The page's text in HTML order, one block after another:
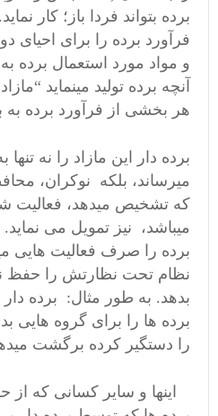
برده بتواند فردا باز؛ کار
فرآورد برده را برای احیای
و مواد مورد استعمال برده
آنچه برده تولید مینماید
هر بخشی از فرآورد برده به
برده دار این مازاد را نه
میرساند، بلکه نوکران،
که تشخیص میدهد، فعالیت
میباشد، نیز تمویل می
برده را صرف فعالیت هایی
نظام تحت نظارتش را حفظ
بدهد. به طور مثال: برده
برده ها را برای گروه هایی
را دستگیر کرده برگشت
اینها و سایر کسانی که